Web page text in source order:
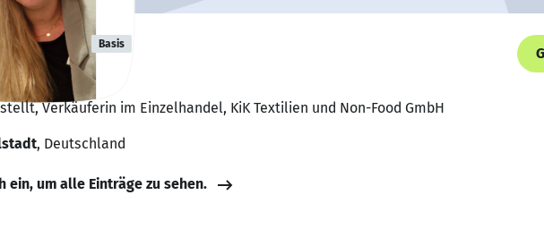
Plank Basis
⛰
Verkäuferin im Einzelhandel, KiK Textilien und Non-Food GmbH
, Deutschland
ein, um alle Einträge zu sehen.